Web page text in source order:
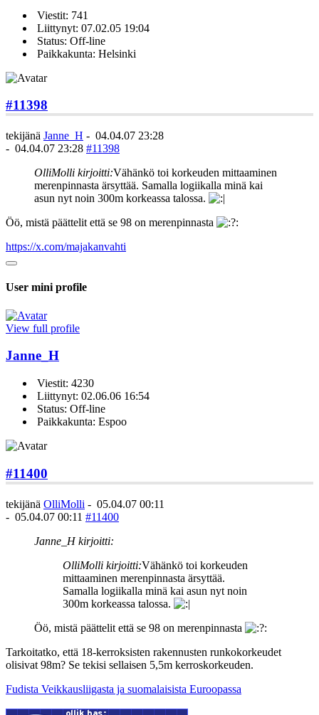
Viestit: 741
Liittynyt: 07.02.05 19:04
Status: Off-line
Paikkakunta: Helsinki
#11398
tekijänä Janne_H - 04.04.07 23:28
- 04.04.07 23:28 #11398
OlliMolli kirjoitti:Vähänkö toi korkeuden mittaaminen
merenpinnasta ärsyttää. Samalla logiikalla minä kai
asun nyt noin 300m korkeassa talossa.
Öö, mistä päättelit että se 98 on merenpinnasta
https://x.com/majakanvahti
User mini profile
View full profile
Janne_H
Viestit: 4230
Liittynyt: 02.06.06 16:54
Status: Off-line
Paikkakunta: Espoo
#11400
tekijänä OlliMolli - 05.04.07 00:11
- 05.04.07 00:11 #11400
Janne_H kirjoitti:
OlliMolli kirjoitti:Vähänkö toi korkeuden
mittaaminen merenpinnasta ärsyttää.
Samalla logiikalla minä kai asun nyt noin
300m korkeassa talossa.
Öö, mistä päättelit että se 98 on merenpinnasta
Tarkoitatko, että 18-kerroksisten rakennusten runkokorkeudet
olisivat 98m? Se tekisi sellaisen 5,5m kerroskorkeuden.
Fudista Veikkausliigasta ja suomalaisista Euroopassa